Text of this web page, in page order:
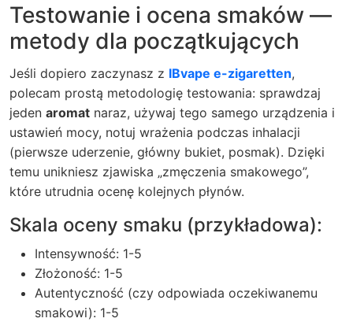
Testowanie i ocena smaków —
metody dla początkujących
Jeśli dopiero zaczynasz z IBvape e-zigaretten,
polecam prostą metodologię testowania: sprawdzaj
jeden aromat naraz, używaj tego samego urządzenia i
ustawień mocy, notuj wrażenia podczas inhalacji
(pierwsze uderzenie, główny bukiet, posmak). Dzięki
temu unikniesz zjawiska „zmęczenia smakowego”,
które utrudnia ocenę kolejnych płynów.
Skala oceny smaku (przykładowa):
Intensywność: 1-5
Złożoność: 1-5
Autentyczność (czy odpowiada oczekiwanemu
smakowi): 1-5